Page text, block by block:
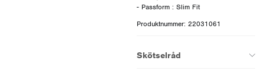
- Passform : Slim Fit
Produktnummer: 22031061
Skötselråd